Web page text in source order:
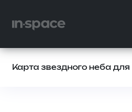
Карта звездного неба для